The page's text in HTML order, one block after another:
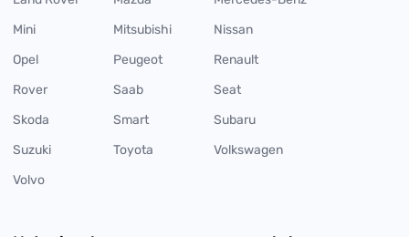
Mini
Mitsubishi
Nissan
Opel
Peugeot
Renault
Rover
Saab
Seat
Skoda
Smart
Subaru
Suzuki
Toyota
Volkswagen
Volvo